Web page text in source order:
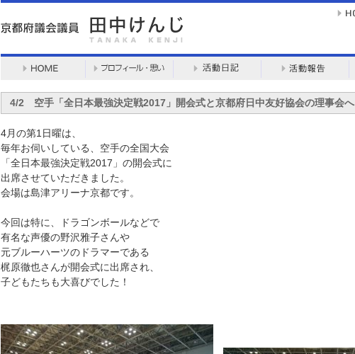
4/2 空手「全日本最強決定戦2017」開会式と京都府日中友好協会の理事会へ
4月の第1日曜は、
毎年お伺いしている、空手の全国大会
「全日本最強決定戦2017」の開会式に
出席させていただきました。
会場は島津アリーナ京都です。
今回は特に、ドラゴンボールなどで
有名な声優の野沢雅子さんや
元ブルーハーツのドラマーである
梶原徹也さんが開会式に出席され、
子どもたちも大喜びでした！